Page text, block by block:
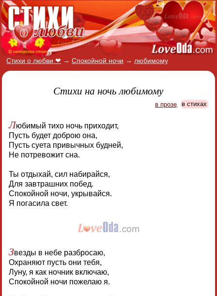
Стихи о любви ❤ → Спокойной ночи → любимому
Стихи на ночь любимому
в прозе, в стихах
Любимый тихо ночь приходит,
Пусть будет доброю она,
Пусть суета привычных будней,
Не потревожит сна.
Ты отдыхай, сил набирайся,
Для завтрашних побед.
Спокойной ночи, укрывайся.
Я погасила свет.
Звезды в небе разбросаю,
Охраняют пусть они тебя,
Луну, я как ночник включаю,
Спокойной ночи пожелаю я.